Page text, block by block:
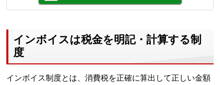
インボイスは税金を明記・計算する制
度
インボイス制度とは、消費税を正確に算出して正しい金額